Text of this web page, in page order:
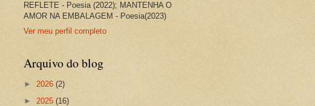
REFLETE - Poesia (2022); MANTENHA O
AMOR NA EMBALAGEM - Poesia(2023)
Ver meu perfil completo
Arquivo do blog
► 2026 (2)
► 2025 (16)